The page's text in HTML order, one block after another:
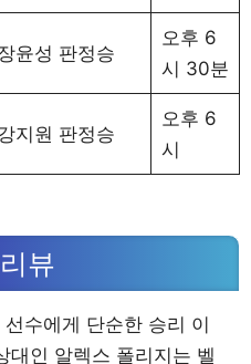
윤성 판정승
오후 6
시 30분
지원 판정승
오후 6
시
뷰
수에게 단순한 승리 이
대인 알렉스 폴리지는 벨